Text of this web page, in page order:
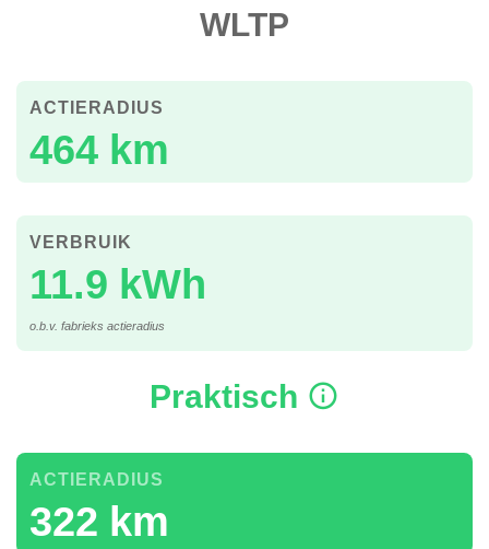
WLTP
464 km
ACTIERADIUS
11.9 kWh
VERBRUIK
o.b.v. fabrieks actieradius
Praktisch
322 km
ACTIERADIUS